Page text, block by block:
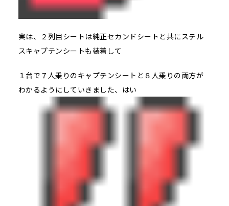
実は、２列目シートは純正セカンドシートと共にステル
スキャプテンシートも装着して
１台で７人乗りのキャプテンシートと８人乗りの両方が
わかるようにしていきました、はい